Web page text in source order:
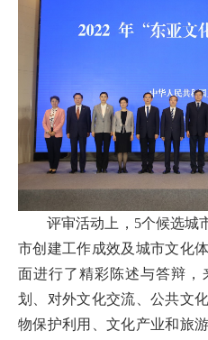
评审活动上，5个候选城市
市创建工作成效及城市文化
面进行了精彩陈述与答辩
划、对外文化交流、公共文
物保护利用、文化产业和旅